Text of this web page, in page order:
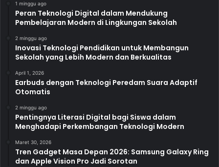
1 minggu ago
Peran Teknologi Digital dalam Mendukung
Pembelajaran Modern di Lingkungan Sekolah
2 minggu ago
Inovasi Teknologi Pendidikan untuk Membangun
Sekolah yang Lebih Modern dan Berkualitas
April 1, 2026
Earbuds dengan Teknologi Peredam Suara Adaptif
Otomatis
2 minggu ago
Pentingnya Literasi Digital bagi Siswa dalam
Menghadapi Perkembangan Teknologi Modern
Maret 30, 2026
Tren Gadget Masa Depan 2026: Samsung Galaxy Ring
dan Apple Vision Pro Jadi Sorotan